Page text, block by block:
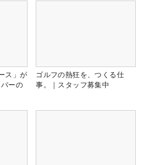
ス」が
ーの
ゴルフの熱狂を、つくる仕
事。｜スタッフ募集中